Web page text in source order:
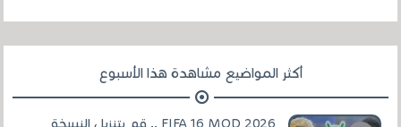
أكثر المواضيع مشاهدة هذا الأسبوع
FIFA 16 MOD 2026 .. قم بتنزيل النسخة